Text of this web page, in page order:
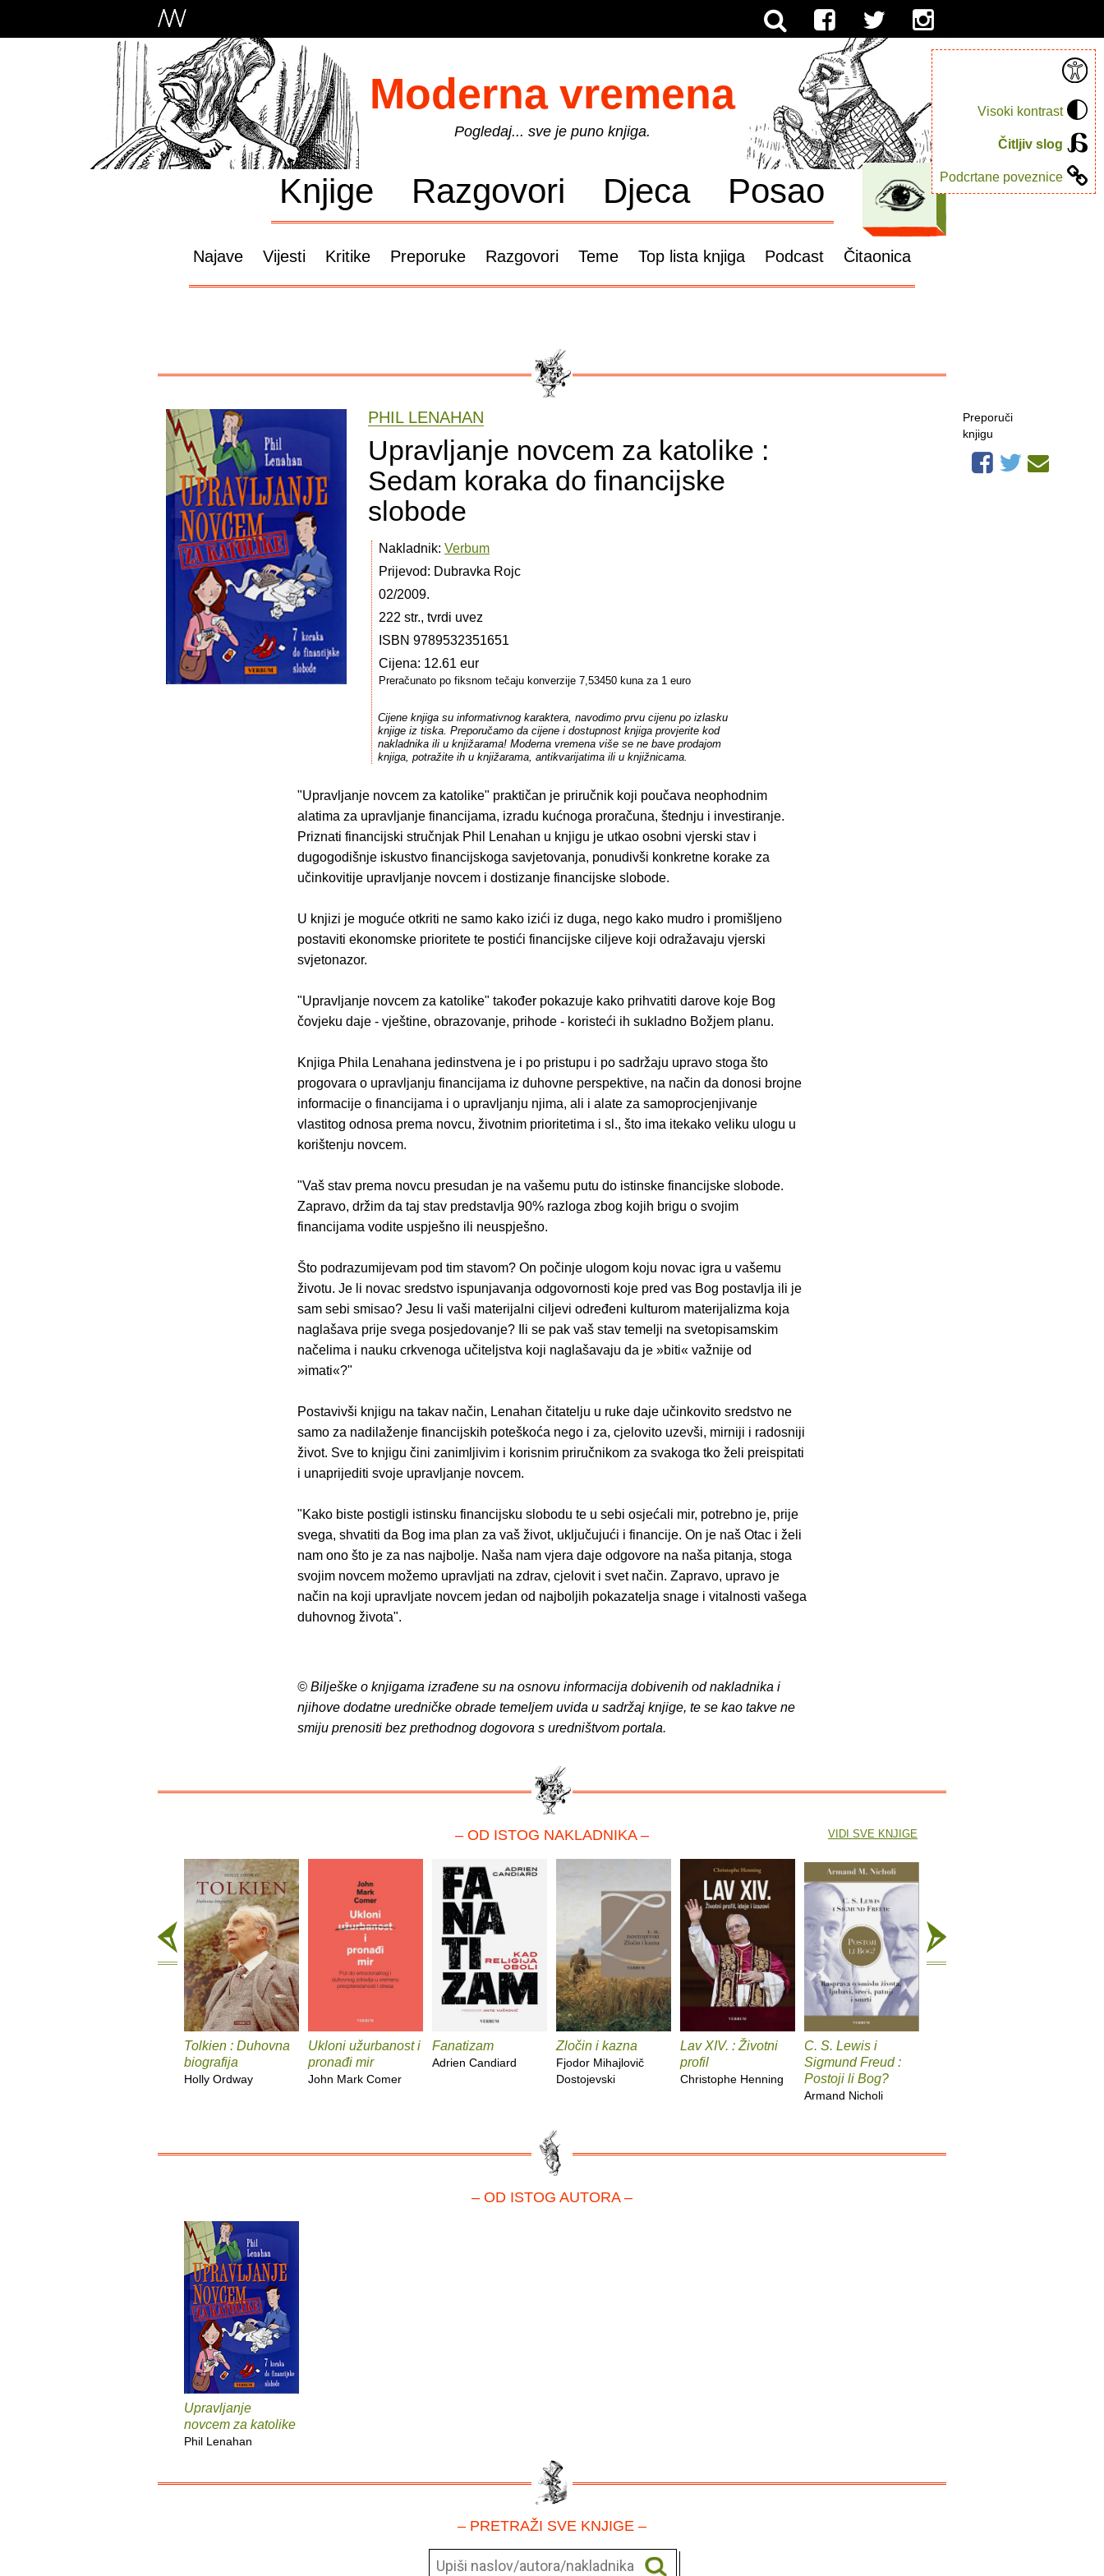
Visoki kontrast
Čitljiv slog
Podcrtane poveznice
Moderna vremena
Pogledaj... sve je puno knjiga.
Knjige Razgovori Djeca Posao
Najave Vijesti Kritike Preporuke Razgovori Teme Top lista knjiga Podcast Čitaonica
PHIL LENAHAN
Upravljanje novcem za katolike :
Sedam koraka do financijske
slobode
Nakladnik: Verbum
Prijevod: Dubravka Rojc
02/2009.
222 str., tvrdi uvez
ISBN 9789532351651
Cijena: 12.61 eur
Preračunato po fiksnom tečaju konverzije 7,53450 kuna za 1 euro
Cijene knjiga su informativnog karaktera, navodimo prvu cijenu po izlasku
knjige iz tiska. Preporučamo da cijene i dostupnost knjiga provjerite kod
nakladnika ili u knjižarama! Moderna vremena više se ne bave prodajom
knjiga, potražite ih u knjižarama, antikvarijatima ili u knjižnicama.
"Upravljanje novcem za katolike" praktičan je priručnik koji poučava neophodnim
alatima za upravljanje financijama, izradu kućnoga proračuna, štednju i investiranje.
Priznati financijski stručnjak Phil Lenahan u knjigu je utkao osobni vjerski stav i
dugogodišnje iskustvo financijskoga savjetovanja, ponudivši konkretne korake za
učinkovitije upravljanje novcem i dostizanje financijske slobode.
U knjizi je moguće otkriti ne samo kako izići iz duga, nego kako mudro i promišljeno
postaviti ekonomske prioritete te postići financijske ciljeve koji odražavaju vjerski
svjetonazor.
"Upravljanje novcem za katolike" također pokazuje kako prihvatiti darove koje Bog
čovjeku daje - vještine, obrazovanje, prihode - koristeći ih sukladno Božjem planu.
Knjiga Phila Lenahana jedinstvena je i po pristupu i po sadržaju upravo stoga što
progovara o upravljanju financijama iz duhovne perspektive, na način da donosi brojne
informacije o financijama i o upravljanju njima, ali i alate za samoprocjenjivanje
vlastitog odnosa prema novcu, životnim prioritetima i sl., što ima itekako veliku ulogu u
korištenju novcem.
"Vaš stav prema novcu presudan je na vašemu putu do istinske financijske slobode.
Zapravo, držim da taj stav predstavlja 90% razloga zbog kojih brigu o svojim
financijama vodite uspješno ili neuspješno.
Što podrazumijevam pod tim stavom? On počinje ulogom koju novac igra u vašemu
životu. Je li novac sredstvo ispunjavanja odgovornosti koje pred vas Bog postavlja ili je
sam sebi smisao? Jesu li vaši materijalni ciljevi određeni kulturom materijalizma koja
naglašava prije svega posjedovanje? Ili se pak vaš stav temelji na svetopisamskim
načelima i nauku crkvenoga učiteljstva koji naglašavaju da je »biti« važnije od
»imati«?"
Postavivši knjigu na takav način, Lenahan čitatelju u ruke daje učinkovito sredstvo ne
samo za nadilaženje financijskih poteškoća nego i za, cjelovito uzevši, mirniji i radosniji
život. Sve to knjigu čini zanimljivim i korisnim priručnikom za svakoga tko želi preispitati
i unaprijediti svoje upravljanje novcem.
"Kako biste postigli istinsku financijsku slobodu te u sebi osjećali mir, potrebno je, prije
svega, shvatiti da Bog ima plan za vaš život, uključujući i financije. On je naš Otac i želi
nam ono što je za nas najbolje. Naša nam vjera daje odgovore na naša pitanja, stoga
svojim novcem možemo upravljati na zdrav, cjelovit i svet način. Zapravo, upravo je
način na koji upravljate novcem jedan od najboljih pokazatelja snage i vitalnosti vašega
duhovnog života".
© Bilješke o knjigama izrađene su na osnovu informacija dobivenih od nakladnika i
njihove dodatne uredničke obrade temeljem uvida u sadržaj knjige, te se kao takve ne
smiju prenositi bez prethodnog dogovora s uredništvom portala.
Preporuči
knjigu
– OD ISTOG NAKLADNIKA –
Tolkien : Duhovna
biografija
Holly Ordway
Ukloni užurbanost i
pronađi mir
John Mark Comer
Fanatizam
Adrien Candiard
Zločin i kazna
Fjodor Mihajlovič
Dostojevski
Lav XIV. : Životni
profil
Christophe Henning
C. S. Lewis i
Sigmund Freud :
Postoji li Bog?
Armand Nicholi
VIDI SVE KNJIGE
– OD ISTOG AUTORA –
Upravljanje
novcem za katolike
Phil Lenahan
– PRETRAŽI SVE KNJIGE –